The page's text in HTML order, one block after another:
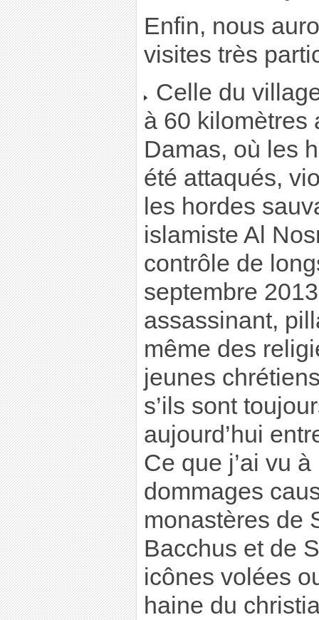
Enfin, nous
visites très
Celle du
à 60 kilomètres
Damas, où les
été attaqués,
les hordes
islamiste Al
contrôle de
septembre
assassinant,
même des
jeunes
s’ils sont
aujourd’hui
Ce que j’ai vu
dommages
monastères de
Bacchus et de
icônes volées
haine du